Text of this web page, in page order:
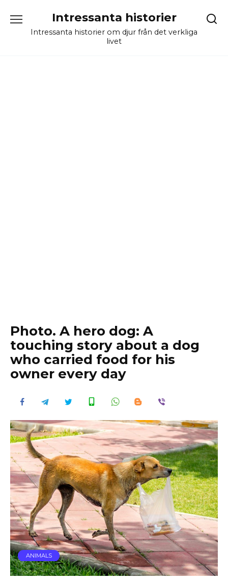
content
Intressanta historier
Intressanta historier om djur från det verkliga
livet
Photo. A hero dog: A
touching story about a dog
who carried food for his
owner every day
ANIMALS